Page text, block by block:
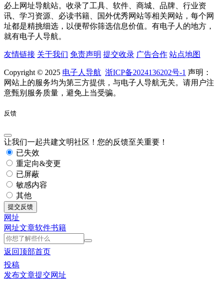
必上网址导航站。收录了工具、软件、商城、品牌、行业资
讯、学习资源、必读书籍、国外优秀网站等相关网站，每个网
址都是精挑细选，以便帮你筛选信息价值。有电子人的地方，
就有电子人导航。
友情链接 关于我们 免责声明 提交收录 广告合作 站点地图
Copyright © 2025 电子人导航 浙ICP备2024136202号-1 声明：
网站上的服务均为第三方提供，与电子人导航无关。请用户注
意甄别服务质量，避免上当受骗。
反馈
让我们一起共建文明社区！您的反馈至关重要！
已失效
重定向&变更
已屏蔽
敏感内容
其他
提交反馈
网址
网址文章软件书籍
返回顶部首页
投稿
发布文章提交网址